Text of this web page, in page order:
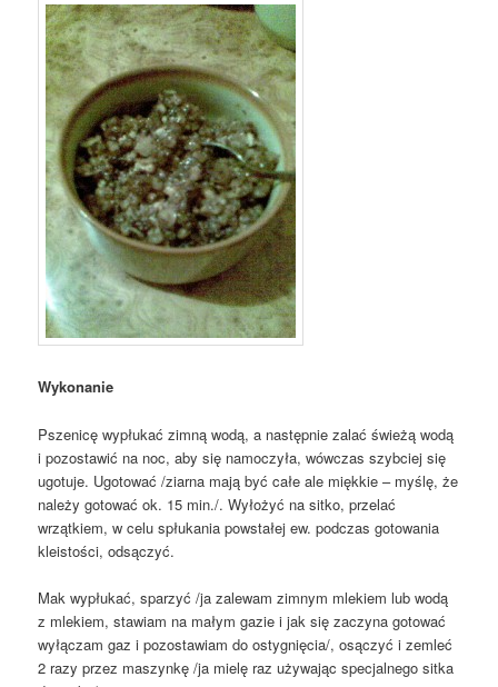
Wykonanie
Pszenicę wypłukać zimną wodą, a następnie zalać świeżą wodą
i pozostawić na noc, aby się namoczyła, wówczas szybciej się
ugotuje. Ugotować /ziarna mają być całe ale miękkie – myślę, że
należy gotować ok. 15 min./. Wyłożyć na sitko, przelać
wrzątkiem, w celu spłukania powstałej ew. podczas gotowania
kleistości, odsączyć.
Mak wypłukać, sparzyć /ja zalewam zimnym mlekiem lub wodą
z mlekiem, stawiam na małym gazie i jak się zaczyna gotować
wyłączam gaz i pozostawiam do ostygnięcia/, osączyć i zemleć
2 razy przez maszynkę /ja mielę raz używając specjalnego sitka